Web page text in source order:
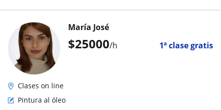
$25000/h 1ª clase gratis
María José
Clases on line
Pintura al óleo